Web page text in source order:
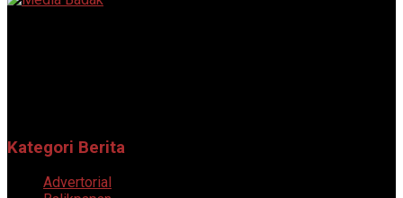
Kategori Berita
Advertorial